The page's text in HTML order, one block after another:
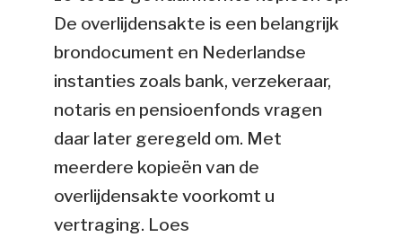
De overlijdensakte is een belangrijk
brondocument en Nederlandse
instanties zoals bank, verzekeraar,
notaris en pensioenfonds vragen
daar later geregeld om. Met
meerdere kopieën van de
overlijdensakte voorkomt u
vertraging. Loes